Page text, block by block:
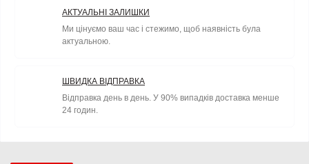
АКТУАЛЬНІ ЗАЛИШКИ
Ми цінуємо ваш час і стежимо, щоб наявність була
актуальною.
ШВИДКА ВІДПРАВКА
Відправка день в день. У 90% випадків доставка менше
24 годин.